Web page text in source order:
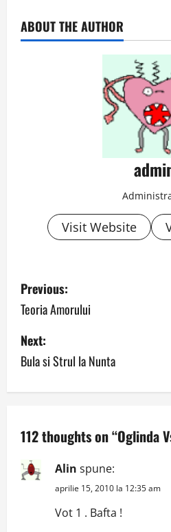
ABOUT THE AUTHOR
Visit Website
P
o
s
t
n
a
v
i
Previous:
Teoria Amorului
Next:
Bula si Strul la Nunta
112 thoughts on “Oglinda
Alin spune:
aprilie 15, 2010 la 12:35 am
Vot 1 . Bafta !